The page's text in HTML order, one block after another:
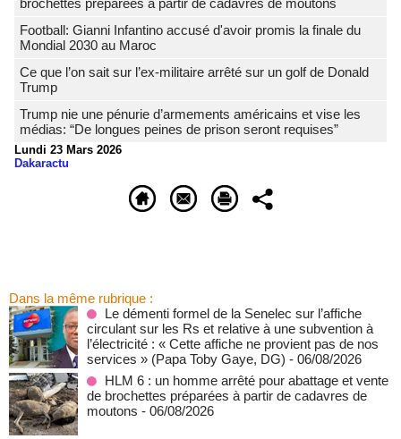
brochettes préparées à partir de cadavres de moutons
Football: Gianni Infantino accusé d'avoir promis la finale du
Mondial 2030 au Maroc
Ce que l’on sait sur l’ex-militaire arrêté sur un golf de Donald
Trump
Trump nie une pénurie d’armements américains et vise les
médias: “De longues peines de prison seront requises”
Lundi 23 Mars 2026
Dakaractu
Dans la même rubrique :
Le démenti formel de la Senelec sur l’affiche
circulant sur les Rs et relative à une subvention à
l’électricité : « Cette affiche ne provient pas de nos
services » (Papa Toby Gaye, DG) - 06/08/2026
HLM 6 : un homme arrêté pour abattage et vente
de brochettes préparées à partir de cadavres de
moutons - 06/08/2026